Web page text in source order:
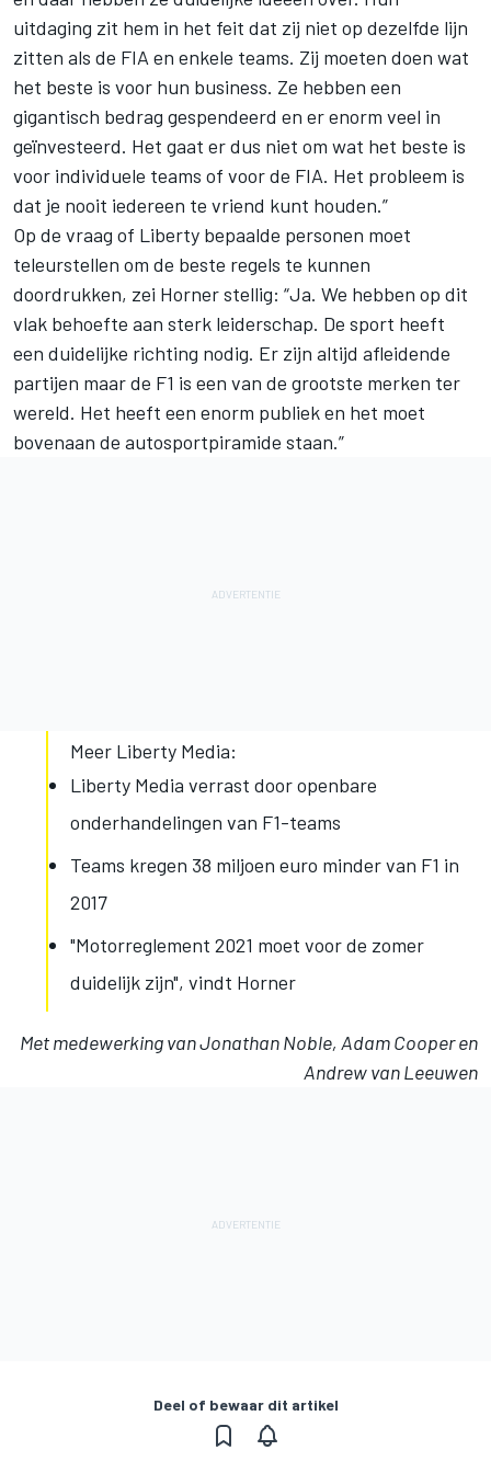
uitdaging zit hem in het feit dat zij niet op dezelfde lijn
zitten als de FIA en enkele teams. Zij moeten doen wat
het beste is voor hun business. Ze hebben een
gigantisch bedrag gespendeerd en er enorm veel in
geïnvesteerd. Het gaat er dus niet om wat het beste is
voor individuele teams of voor de FIA. Het probleem is
dat je nooit iedereen te vriend kunt houden.”
Op de vraag of Liberty bepaalde personen moet
teleurstellen om de beste regels te kunnen
doordrukken, zei Horner stellig: “Ja. We hebben op dit
vlak behoefte aan sterk leiderschap. De sport heeft
een duidelijke richting nodig. Er zijn altijd afleidende
partijen maar de F1 is een van de grootste merken ter
wereld. Het heeft een enorm publiek en het moet
bovenaan de autosportpiramide staan.”
Meer Liberty Media:
Liberty Media verrast door openbare
onderhandelingen van F1-teams
Teams kregen 38 miljoen euro minder van F1 in
2017
"Motorreglement 2021 moet voor de zomer
duidelijk zijn", vindt Horner
Met medewerking van Jonathan Noble, Adam Cooper en
Andrew van Leeuwen
Deel of bewaar dit artikel